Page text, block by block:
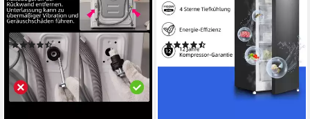
76 dB(A) Betriebsgeräusch
1200 U/min Schleuderdrehzahl
Produktdatenblatt
(96)
289,99 € UVP 499,99 €
nur diesen Monat
14,40 €mtl. in 24 Raten
-42%
145 l Kapazität Gefrieren
41 dB(A)
Betriebsgeräusch
Produktdatenblatt
ab 289,99 € UVP 579,99 €
14,40 €mtl. in 24 Raten
lieferbar - in 3-4 Werktagen bei dir